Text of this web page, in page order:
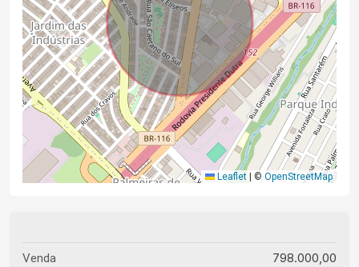
Leaflet © OpenStreetMap
Venda 798.000,00